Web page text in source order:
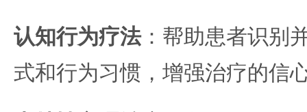
认知行为疗法：帮助患者识别
式和行为习惯，增强治疗的信